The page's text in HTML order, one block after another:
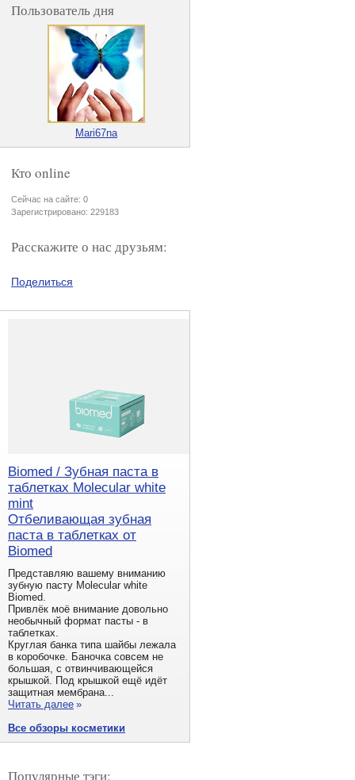
Пользователь дня
Mari67na
Кто online
Сейчас на сайте: 0
Зарегистрировано: 229183
Расскажите о нас друзьям:
Поделиться
Biomed / Зубная паста в
таблетках Molecular white
mint
Отбеливающая зубная
паста в таблетках от
Biomed
Представляю вашему вниманию
зубную пасту Molecular white
Biomed.
Привлёк моё внимание довольно
необычный формат пасты - в
таблетках.
Круглая банка типа шайбы лежала
в коробочке. Баночка совсем не
большая, с отвинчивающейся
крышкой. Под крышкой ещё идёт
защитная мембрана...
Читать далее »
Все обзоры косметики
Популярные тэги: